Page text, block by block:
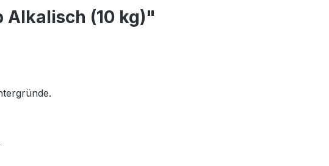
(10 kg)"